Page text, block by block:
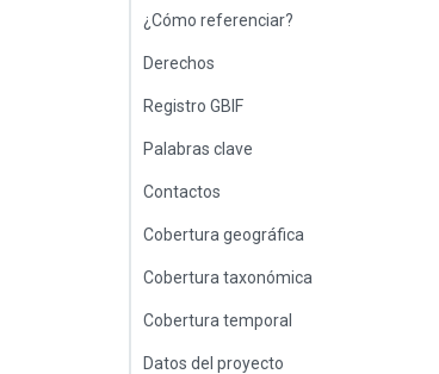
¿Cómo referenciar?
Derechos
Registro GBIF
Palabras clave
Contactos
Cobertura geográfica
Cobertura taxonómica
Cobertura temporal
Datos del proyecto